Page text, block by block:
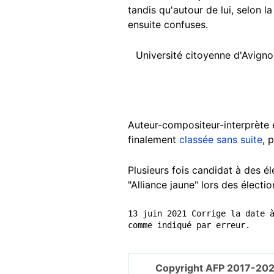
tandis qu'autour de lui, selon
ensuite confuses.
Université citoyenne
Auteur-compositeur-interprète
finalement classée sans suite,
Plusieurs fois candidat à des
"Alliance jaune" lors des
13 juin 2021 Corrige la
comme indiqué par erreur.
Copyright AFP 2017-